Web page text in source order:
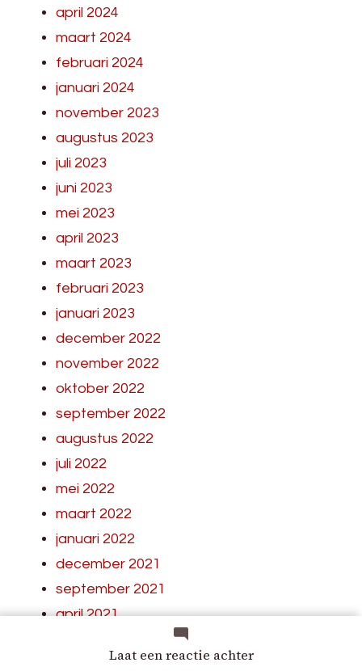
Laat een reactie achterop
april 2024
maart 2024
februari 2024
januari 2024
november 2023
augustus 2023
juli 2023
juni 2023
mei 2023
april 2023
maart 2023
februari 2023
januari 2023
december 2022
november 2022
oktober 2022
september 2022
augustus 2022
juli 2022
mei 2022
maart 2022
januari 2022
december 2021
september 2021
april 2021